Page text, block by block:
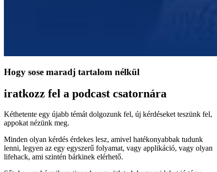
Hogy sose maradj tartalom nélkül
iratkozz fel a podcast csatornára
Kéthetente egy újabb témát dolgozunk fel, új kérdéseket teszünk fel,
appokat nézünk meg.
Minden olyan kérdés érdekes lesz, amivel hatékonyabbak tudunk
lenni, legyen az egy egyszerű folyamat, vagy applikáció, vagy olyan
lifehack, ami szintén bárkinek elérhető.